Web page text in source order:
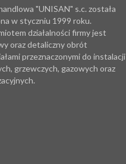
"UNISAN" s.c. została
w styczniu 1999 roku.
działalności firmy jest
oraz detaliczny obrót
przeznaczonymi do instalacji
grzewczych, gazowych oraz